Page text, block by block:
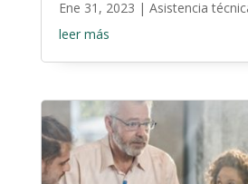
Ene 31, 2023 | Asistencia
leer más